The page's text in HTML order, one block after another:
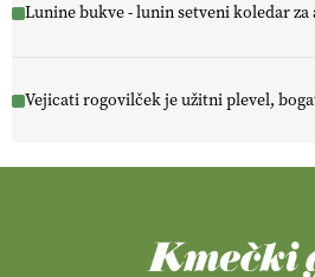
Lunine bukve - lunin setveni koledar za
Vejicati rogovilček je užitni plevel,